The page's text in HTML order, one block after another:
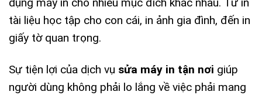
tài liệu học tập cho con cái, in ảnh gia đình, đến in
giấy tờ quan trọng.
Sự tiện lợi của dịch vụ sửa máy in tận nơi giúp
người dùng không phải lo lắng về việc phải mang